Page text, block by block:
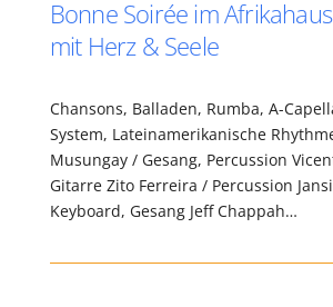
Bonne Soirée im
mit Herz & Seele
Chansons, Balladen, Rumba, A-
System, Lateinamerikanische
Musungay / Gesang, Percussion
Gitarre Zito Ferreira / Percussion
Keyboard, Gesang Jeff Chappah…